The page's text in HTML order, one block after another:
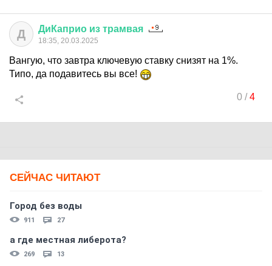
Д ДиКаприо из трамвая
18:35, 20.03.2025
Вангую, что завтра ключевую ставку снизят на 1%.
Типо, да подавитесь вы все!
0/4
СЕЙЧАС ЧИТАЮТ
Город без воды
911 27
а где местная либерота?
269 13